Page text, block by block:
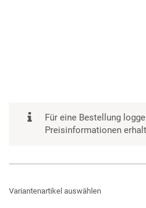
Für eine Bestellung
Preisinformationen
Variantenartikel auswählen